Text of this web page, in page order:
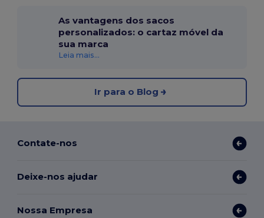
As vantagens dos sacos
personalizados: o cartaz móvel da
sua marca
Leia mais...
Ir para o Blog
Contate-nos
Deixe-nos ajudar
Nossa Empresa